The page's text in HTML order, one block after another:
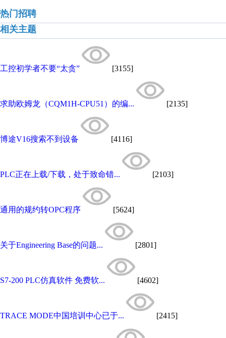
热门招聘
相关主题
工控初学者不要“太贪” [3155]
求助欧姆龙（CQM1H-CPU51）的编... [2135]
博途V16搜索不到设备 [4116]
PLC正在上载/下载，处于致命错... [2103]
通用的规约转OPC程序 [5624]
关于Engineering Base的问题... [2801]
S7-200 PLC仿真软件 免费软... [4602]
TRACE MODE中国培训中心已于... [2415]